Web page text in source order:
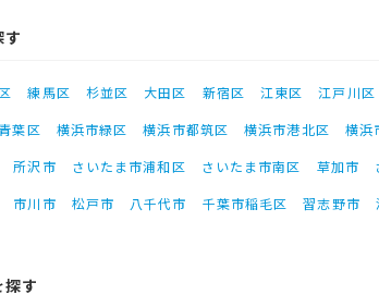
練馬区 杉並区 大田区 新宿区 江東区 江戸川区
葉区 横浜市緑区 横浜市都筑区 横浜市港北区 横浜
所沢市 さいたま市浦和区 さいたま市南区 草加市
市川市 松戸市 八千代市 千葉市稲毛区 習志野市
す